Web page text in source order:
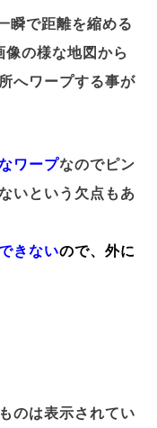
瞬で距離を縮める
の様な地図から
へワープする事が
ワープなのでピン
いという欠点もあ
きないので、外に
のは表示されてい